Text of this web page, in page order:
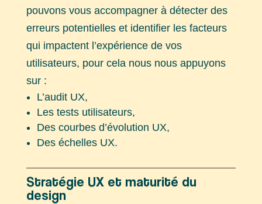
pouvons vous accompagner à détecter des
erreurs potentielles et identifier les facteurs
qui impactent l’expérience de vos
utilisateurs, pour cela nous nous appuyons
sur :
L’audit UX,
Les tests utilisateurs,
Des courbes d’évolution UX,
Des échelles UX.
Stratégie UX et maturité du
design